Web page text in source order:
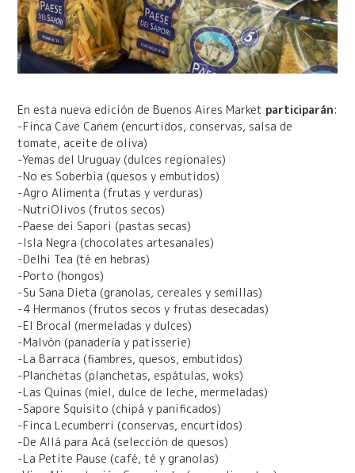
En esta nueva edición de Buenos Aires Market participarán:
-Finca Cave Canem (encurtidos, conservas, salsa de
tomate, aceite de oliva)
-Yemas del Uruguay (dulces regionales)
-No es Soberbia (quesos y embutidos)
-Agro Alimenta (frutas y verduras)
-NutriOlivos (frutos secos)
-Paese dei Sapori (pastas secas)
-Isla Negra (chocolates artesanales)
-Delhi Tea (té en hebras)
-Porto (hongos)
-Su Sana Dieta (granolas, cereales y semillas)
-4 Hermanos (frutos secos y frutas desecadas)
-El Brocal (mermeladas y dulces)
-Malvón (panadería y patisserie)
-La Barraca (fiambres, quesos, embutidos)
-Planchetas (planchetas, espátulas, woks)
-Las Quinas (miel, dulce de leche, mermeladas)
-Sapore Squisito (chipá y panificados)
-Finca Lecumberri (conservas, encurtidos)
-De Allá para Acá (selección de quesos)
-La Petite Pause (café, té y granolas)